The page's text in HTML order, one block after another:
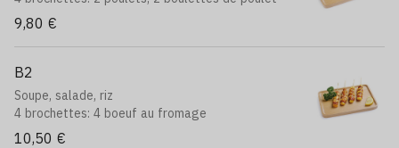
9,80 €
B2
Soupe, salade, riz
4 brochettes: 4 boeuf au fromage
10,50 €